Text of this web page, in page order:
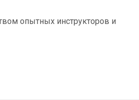
опытных инструкторов и